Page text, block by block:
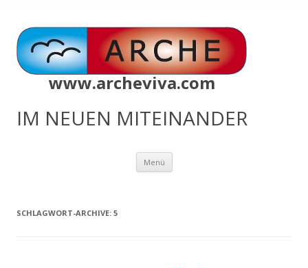
www.archeviva.com
IM NEUEN MITEINANDER
Menü Zum
springen
SCHLAGWORT-ARCHIVE: 5